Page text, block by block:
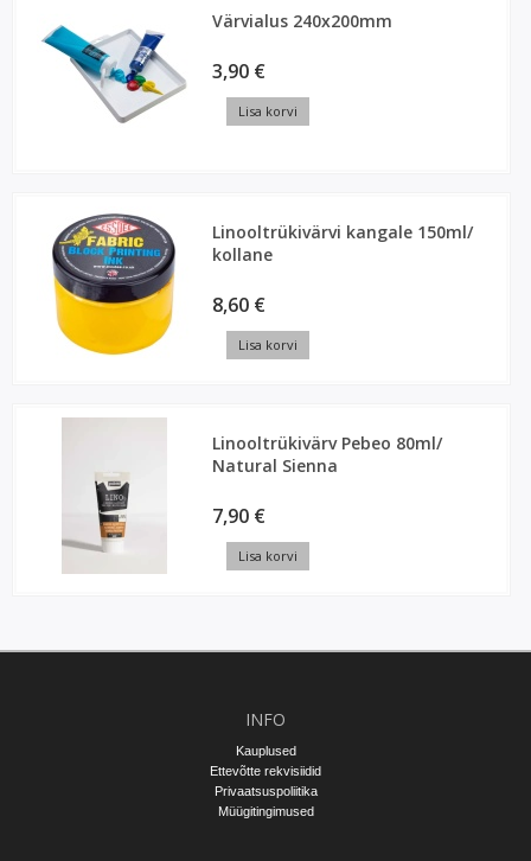
Värvialus 240x200mm
3,90 €
Lisa korvi
Linooltrükivärvi kangale 150ml/
kollane
8,60 €
Lisa korvi
Linooltrükivärv Pebeo 80ml/
Natural Sienna
7,90 €
Lisa korvi
INFO
Kauplused
Ettevõtte rekvisiidid
Privaatsuspoliitika
Müügitingimused